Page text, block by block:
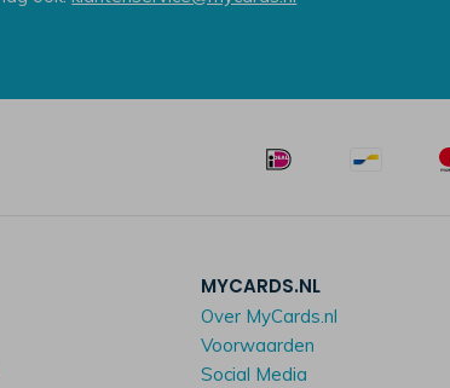
MYCARDS.NL
Over MyCards.nl
Voorwaarden
Social Media